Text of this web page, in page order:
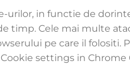
urilor, in functie de
timp. Cele mai multe
pe care il folositi.
settings in